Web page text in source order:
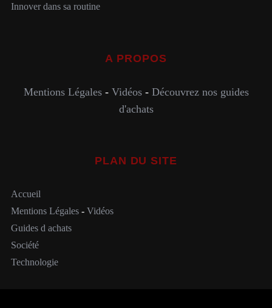
Innover dans sa routine
A PROPOS
Mentions Légales- Vidéos- Découvrez nos guides
d'achats
PLAN DU SITE
Accueil
Mentions Légales- Vidéos
Guides d achats
Société
Technologie